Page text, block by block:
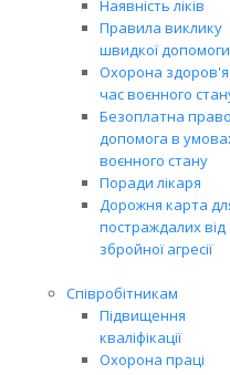
Наявність ліків
Правила виклику
швидкої допомоги
Охорона здоров'я
час воєнного
Безоплатна
допомога в
воєнного стану
Поради лікаря
Дорожня карта
постраждалих від
збройної агресії
Співробітникам
Підвищення
кваліфікації
Охорона праці